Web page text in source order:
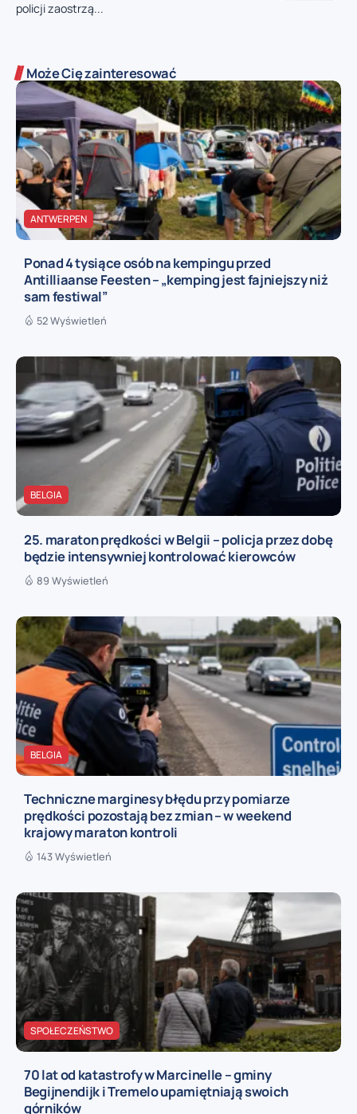
policji zaostrzą...
Może Cię zainteresować
ANTWERPEN
Ponad 4 tysiące osób na kempingu przed
Antilliaanse Feesten – „kemping jest fajniejszy niż
sam festiwal”
52 Wyświetleń
BELGIA
25. maraton prędkości w Belgii – policja przez dobę
będzie intensywniej kontrolować kierowców
89 Wyświetleń
BELGIA
Techniczne marginesy błędu przy pomiarze
prędkości pozostają bez zmian – w weekend
krajowy maraton kontroli
143 Wyświetleń
SPOŁECZEŃSTWO
70 lat od katastrofy w Marcinelle – gminy
Begijnendijk i Tremelo upamiętniają swoich
górników